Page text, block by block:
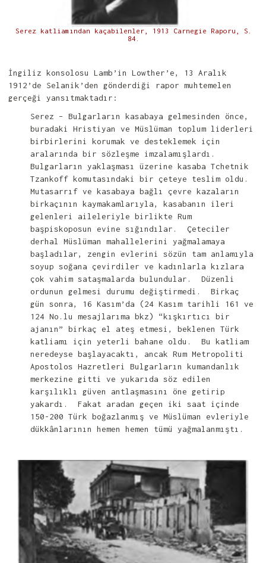
Serez katliamından kaçabilenler, 1913 Carnegie Raporu, S.
84.
İngiliz konsolosu Lamb’in Lowther’e, 13 Aralık
1912’de Selanik’den gönderdiği rapor muhtemelen
gerçeği yansıtmaktadır:
Serez – Bulgarların kasabaya gelmesinden önce,
buradaki Hristiyan ve Müslüman toplum liderleri
birbirlerini korumak ve desteklemek için
aralarında bir sözleşme imzalamışlardı.
Bulgarların yaklaşması üzerine kasaba Tchetnik
Tzankoff komutasındaki bir çeteye teslim oldu.
Mutasarrıf ve kasabaya bağlı çevre kazaların
birkaçının kaymakamlarıyla, kasabanın ileri
gelenleri aileleriyle birlikte Rum
başpiskoposun evine sığındılar. Çeteciler
derhal Müslüman mahallelerini yağmalamaya
başladılar, zengin evlerini sözün tam anlamıyla
soyup soğana çevirdiler ve kadınlarla kızlara
çok vahim sataşmalarda bulundular. Düzenli
ordunun gelmesi durumu değiştirmedi. Birkaç
gün sonra, 16 Kasım’da (24 Kasım tarihli 161 ve
124 No.lu mesajlarıma bkz) “kışkırtıcı bir
ajanın” birkaç el ateş etmesi, beklenen Türk
katliamı için yeterli bahane oldu. Bu katliam
neredeyse başlayacaktı, ancak Rum Metropoliti
Apostolos Hazretleri Bulgarların kumandanlık
merkezine gitti ve yukarıda söz edilen
karşılıklı güven antlaşmasını öne getirip
yakardı. Fakat aradan geçen iki saat içinde
150-200 Türk boğazlanmış ve Müslüman evleriyle
dükkânlarının hemen hemen tümü yağmalanmıştı.